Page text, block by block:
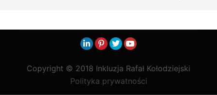
Copyright © 2018 Inkluzja Rafał Kołodziejski
Polityka prywatności